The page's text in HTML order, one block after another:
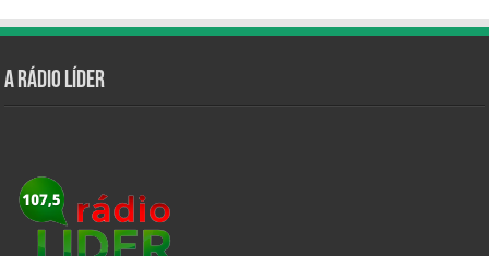
A Rádio Líder